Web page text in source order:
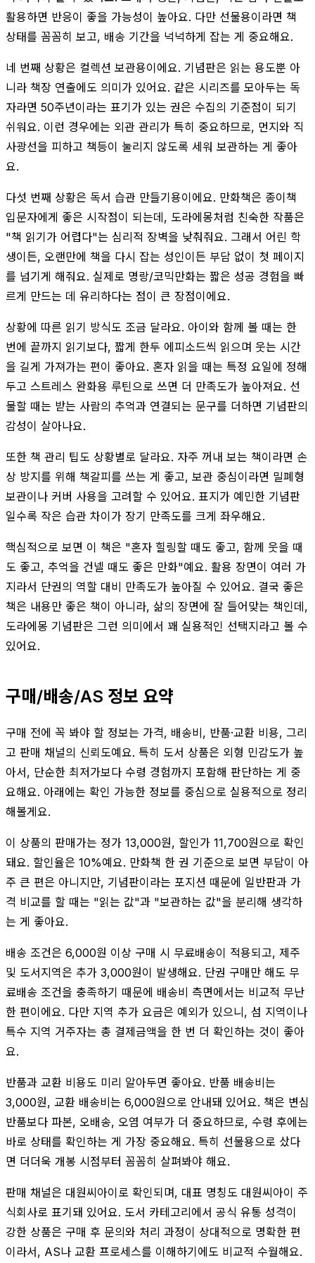
활용하면 반응이 좋을 가능성이 높아요. 다만 선물용이라면 책
상태를 꼼꼼히 보고, 배송 기간을 넉넉하게 잡는 게 중요해요.
네 번째 상황은 컬렉션 보관용이에요. 기념판은 읽는 용도뿐 아
니라 책장 연출에도 의미가 있어요. 같은 시리즈를 모아두는 독
자라면 50주년이라는 표기가 있는 권은 수집의 기준점이 되기
쉬워요. 이런 경우에는 외관 관리가 특히 중요하므로, 먼지와 직
사광선을 피하고 책등이 눌리지 않도록 세워 보관하는 게 좋아
요.
다섯 번째 상황은 독서 습관 만들기용이에요. 만화책은 종이책
입문자에게 좋은 시작점이 되는데, 도라에몽처럼 친숙한 작품은
"책 읽기가 어렵다"는 심리적 장벽을 낮춰줘요. 그래서 어린 학
생이든, 오랜만에 책을 다시 잡는 성인이든 부담 없이 첫 페이지
를 넘기게 해줘요. 실제로 명랑/코믹만화는 짧은 성공 경험을 빠
르게 만드는 데 유리하다는 점이 큰 장점이에요.
상황에 따른 읽기 방식도 조금 달라요. 아이와 함께 볼 때는 한
번에 끝까지 읽기보다, 짧게 한두 에피소드씩 읽으며 웃는 시간
을 길게 가져가는 편이 좋아요. 혼자 읽을 때는 특정 요일에 정해
두고 스트레스 완화용 루틴으로 쓰면 더 만족도가 높아져요. 선
물할 때는 받는 사람의 추억과 연결되는 문구를 더하면 기념판의
감성이 살아나요.
또한 책 관리 팁도 상황별로 달라요. 자주 꺼내 보는 책이라면 손
상 방지를 위해 책갈피를 쓰는 게 좋고, 보관 중심이라면 밀폐형
보관이나 커버 사용을 고려할 수 있어요. 표지가 예민한 기념판
일수록 작은 습관 차이가 장기 만족도를 크게 좌우해요.
핵심적으로 보면 이 책은 "혼자 힐링할 때도 좋고, 함께 웃을 때
도 좋고, 추억을 건넬 때도 좋은 만화"예요. 활용 장면이 여러 가
지라서 단권의 역할 대비 만족도가 높아질 수 있어요. 결국 좋은
책은 내용만 좋은 책이 아니라, 삶의 장면에 잘 들어맞는 책인데,
도라에몽 기념판은 그런 의미에서 꽤 실용적인 선택지라고 볼 수
있어요.
구매/배송/AS 정보 요약
구매 전에 꼭 봐야 할 정보는 가격, 배송비, 반품·교환 비용, 그리
고 판매 채널의 신뢰도예요. 특히 도서 상품은 외형 민감도가 높
아서, 단순한 최저가보다 수령 경험까지 포함해 판단하는 게 중
요해요. 아래에는 확인 가능한 정보를 중심으로 실용적으로 정리
해볼게요.
이 상품의 판매가는 정가 13,000원, 할인가 11,700원으로 확인
돼요. 할인율은 10%예요. 만화책 한 권 기준으로 보면 부담이 아
주 큰 편은 아니지만, 기념판이라는 포지션 때문에 일반판과 가
격 비교를 할 때는 "읽는 값"과 "보관하는 값"을 분리해 생각하
는 게 좋아요.
배송 조건은 6,000원 이상 구매 시 무료배송이 적용되고, 제주
및 도서지역은 추가 3,000원이 발생해요. 단권 구매만 해도 무
료배송 조건을 충족하기 때문에 배송비 측면에서는 비교적 무난
한 편이에요. 다만 지역 추가 요금은 예외가 있으니, 섬 지역이나
특수 지역 거주자는 총 결제금액을 한 번 더 확인하는 것이 좋아
요.
반품과 교환 비용도 미리 알아두면 좋아요. 반품 배송비는
3,000원, 교환 배송비는 6,000원으로 안내돼 있어요. 책은 변심
반품보다 파본, 오배송, 오염 여부가 더 중요하므로, 수령 후에는
바로 상태를 확인하는 게 가장 중요해요. 특히 선물용으로 샀다
면 더더욱 개봉 시점부터 꼼꼼히 살펴봐야 해요.
판매 채널은 대원씨아이로 확인되며, 대표 명칭도 대원씨아이 주
식회사로 표기돼 있어요. 도서 카테고리에서 공식 유통 성격이
강한 상품은 구매 후 문의와 처리 과정이 상대적으로 명확한 편
이라서, AS나 교환 프로세스를 이해하기에도 비교적 수월해요.